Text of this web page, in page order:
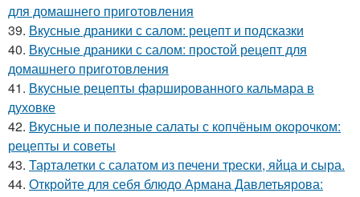
для домашнего приготовления
39. Вкусные драники с салом: рецепт и подсказки
40. Вкусные драники с салом: простой рецепт для
домашнего приготовления
41. Вкусные рецепты фаршированного кальмара в
духовке
42. Вкусные и полезные салаты с копчёным окорочком:
рецепты и советы
43. Тарталетки с салатом из печени трески, яйца и сыра.
44. Откройте для себя блюдо Армана Давлетьярова: